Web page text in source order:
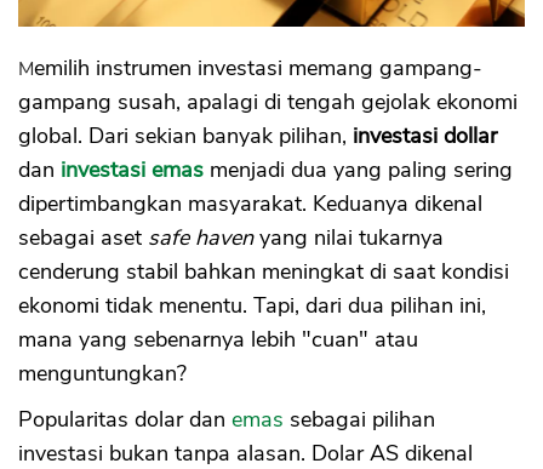
Strategi Diversifikasi Investasi Emas dan
Pilih Investasi Sesuai Tujuan Keuangan
Anda
Memilih instrumen investasi memang gampang-
gampang susah, apalagi di tengah gejolak ekonomi
global. Dari sekian banyak pilihan, investasi dollar
dan investasi emas menjadi dua yang paling sering
dipertimbangkan masyarakat. Keduanya dikenal
sebagai aset safe havenyang nilai tukarnya
cenderung stabil bahkan meningkat di saat kondisi
ekonomi tidak menentu. Tapi, dari dua pilihan ini,
mana yang sebenarnya lebih "cuan" atau
menguntungkan?
Popularitas dolar dan emas sebagai pilihan
investasi bukan tanpa alasan. Dolar AS dikenal